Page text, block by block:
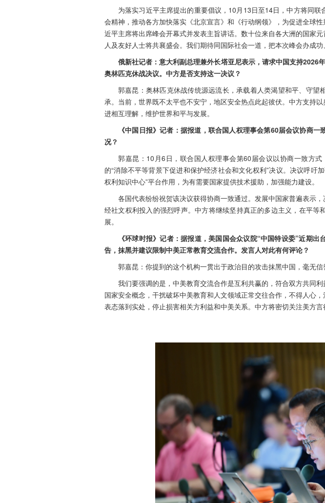
为落实习近平主席提出的重要倡议，10月13日至14日，中方将同
会精神，推动各方加快落实《北京宣言》和《行动纲领》，为促进全球
近平主席将出席峰会开幕式并发表主旨讲话。数十位来自各大洲的国家
人及友好人士将共襄盛会。我们期待同国际社会一道，把本次峰会办成
俄新社记者：意大利副总理兼外长塔亚尼表示，请求中国支持2026
奥林匹克休战决议。中方是否支持这一决议？
郭嘉昆：奥林匹克休战传统源远流长，承载着人类渴望和平、守
承。当前，世界既不太平也不安宁，地区安全热点此起彼伏。中方支持
进相互理解，维护世界和平与发展。
《中国日报》记者：据报道，联合国人权理事会第60届会议协商
况？
郭嘉昆：10月6日，联合国人权理事会第60届会议以协商一致方
的“消除不平等背景下促进和保护经济社会和文化权利”决议。决议呼吁
权利知识中心”平台作用，为有需要国家提供技术援助，加强能力建设。
各国代表纷纷祝贺该决议获得协商一致通过。发展中国家普遍表示
经社文权利投入的强烈呼声。中方将继续坚持真正的多边主义，在平
展。
《环球时报》记者：据报道，美国国会众议院“中国特设委”近期
告，抹黑并建议限制中美正常教育交流合作。发言人对此有何评论？
郭嘉昆：你提到的这个机构一贯出于政治目的攻击抹黑中国，毫无
我们要强调的是，中美教育交流合作是互利共赢的，符合双方共同
国家安全概念，干扰破坏中美教育和人文领域正常交往合作，不得人心
表态落到实处，停止损害相关方利益和中美关系。中方将密切关注美方言